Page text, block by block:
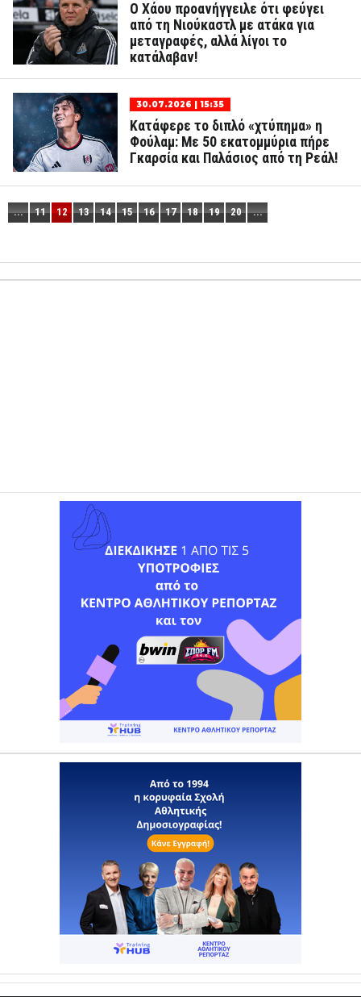
Ο Χάου προανήγγειλε ότι φεύγει
από τη Νιούκαστλ με ατάκα για
μεταγραφές, αλλά λίγοι το
κατάλαβαν!
30.07.2026 | 15:35
Κατάφερε το διπλό «χτύπημα» η
Φούλαμ: Με 50 εκατομμύρια πήρε
Γκαρσία και Παλάσιος από τη Ρεάλ!
... 11 12 13 14 15 16 17 18 19 20 ...